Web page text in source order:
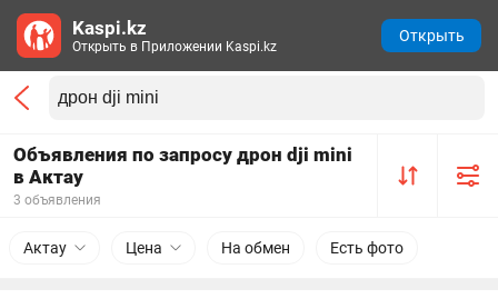
Объявления по запросу дрон dji mini
в Актау
3 объявления
Актау Цена На обмен Есть фото
Kaspi.kz
Открыть в Приложении Kaspi.kz
Открыть